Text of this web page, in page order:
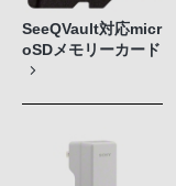
SeeQVault対応micr
oSDメモリーカード